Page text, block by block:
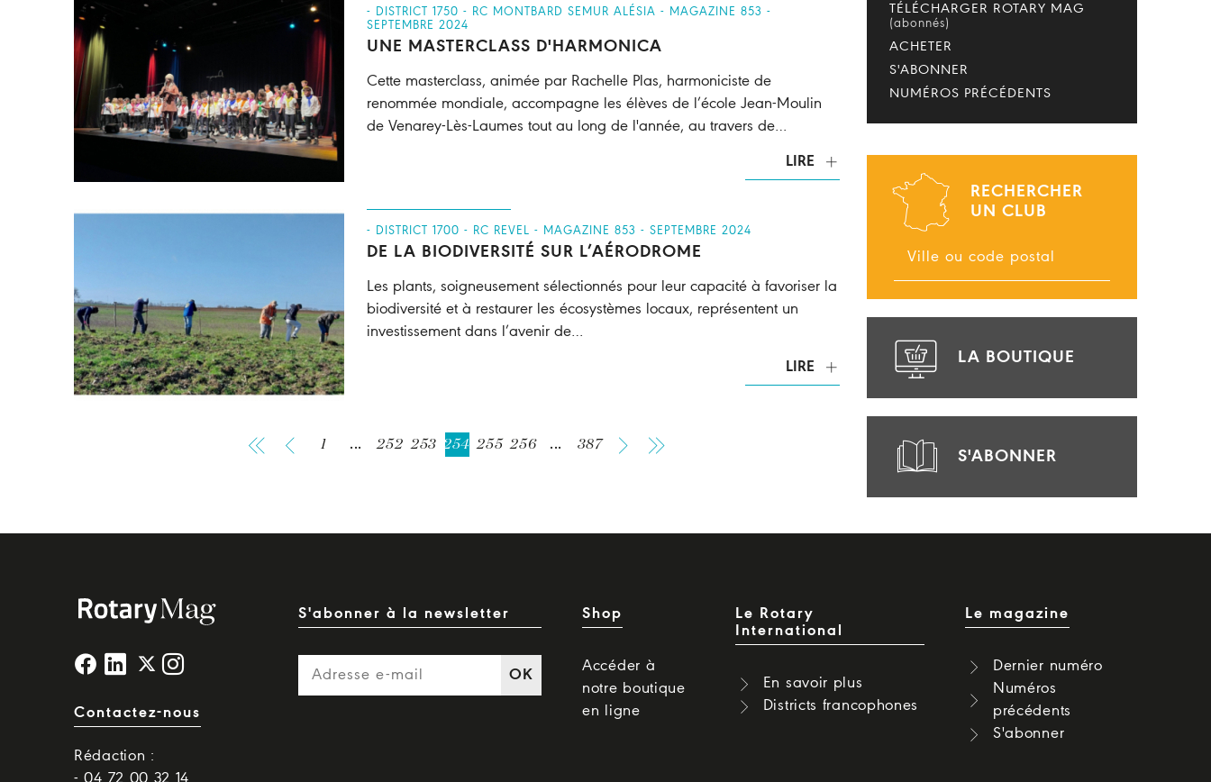
- DISTRICT 1750 - RC MONTBARD SEMUR ALÉSIA - MAGAZINE 853 -
SEPTEMBRE 2024
UNE MASTERCLASS D'HARMONICA
Cette masterclass, animée par Rachelle Plas, harmoniciste de
renommée mondiale, accompagne les élèves de l’école Jean-Moulin
de Venarey-Lès-Laumes tout au long de l'année, au travers de…
LIRE
- DISTRICT 1700 - RC REVEL - MAGAZINE 853 - SEPTEMBRE 2024
DE LA BIODIVERSITÉ SUR L’AÉRODROME
Les plants, soigneusement sélectionnés pour leur capacité à favoriser la
biodiversité et à restaurer les écosystèmes locaux, représentent un
investissement dans l’avenir de…
LIRE
1 ... 252 253 254 255 256 ... 387
TÉLÉCHARGER ROTARY MAG
(abonnés)
ACHETER
S'ABONNER
NUMÉROS PRÉCÉDENTS
RECHERCHER
UN CLUB
LA BOUTIQUE
S'ABONNER
Contactez-nous
Rédaction :
S'abonner à la newsletter
OK
Shop
Accéder à
notre boutique
en ligne
Le Rotary
International
En savoir plus
Districts francophones
Le magazine
Dernier numéro
Numéros
précédents
S'abonner